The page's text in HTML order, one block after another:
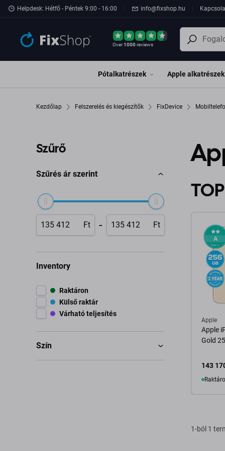
Ugrás az oldal fő részéhez
Helpdesk: Hétfő - Péntek 9:00 - 16:00 info@fixshop.hu
Over1000reviews
Pótalkatrészek Apple alkatrészek
Kezdőlap Felszerelés és kiegészítők FixDevice
Szűrő
Szűrés ár szerint
Ft - Ft
Inventory
Raktáron
Külső raktár
Várható teljesítés
Szín
Apple
Apple
Gold
143
1-ból 1